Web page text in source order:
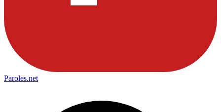
Paroles.net